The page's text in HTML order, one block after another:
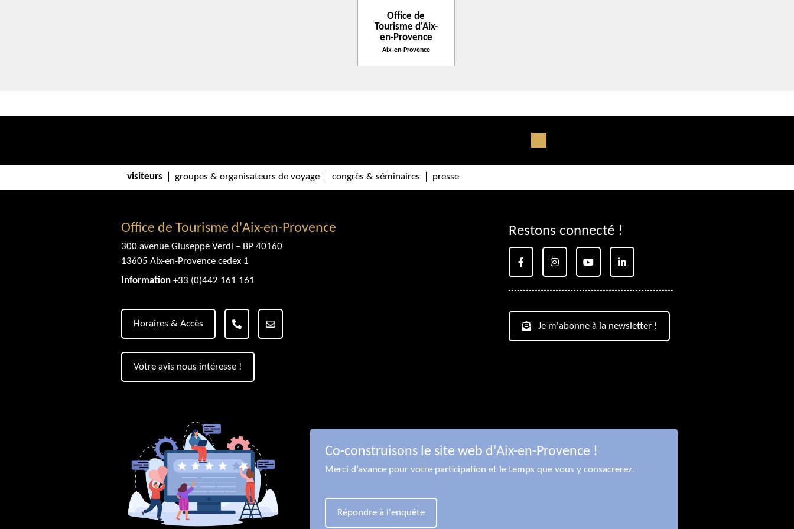
Paiement sans contact
Carte bancaire/crédit
Office de
Tourisme d'Aix-
en-Provence
Aix-en-Provence
visiteurs groupes & organisateurs de voyage congrès & séminaires presse
Office de Tourisme d'Aix-en-Provence
300 avenue Giuseppe Verdi – BP 40160
13605 Aix-en-Provence cedex 1
Information+33 (0)442 161 161
Horaires & Accès
Votre avis nous intéresse !
Restons connecté !
Je m'abonne à la newsletter !
Co-construisons le site web d'Aix-en-Provence !
Merci d’avance pour votre participation et le temps que vous y consacrerez.
Répondre à l'enquête